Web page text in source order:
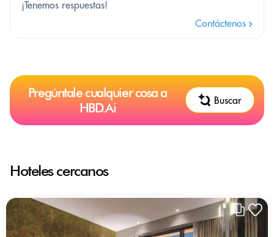
¡Tenemos respuestas!
Contáctenos
Pregúntale cualquier cosa a
HBD.Ai
Buscar
Hoteles cercanos